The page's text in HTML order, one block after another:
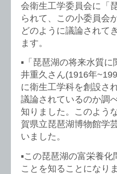
会衛生工学委員会に「
られて、この小委員会
どのように議論されて
ます。
▪️「琵琶湖の将来水質
井重久さん(1916年
に衛生工学科を創設さ
議論されているのか調
知りました。このよう
賀県立琵琶湖博物館学
いました。
▪️この琵琶湖の富栄養
ことを知ることになり